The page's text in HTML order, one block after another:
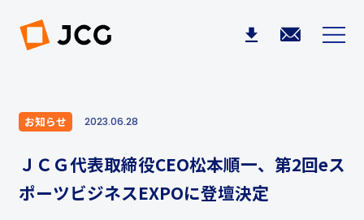
お知らせ 2023.06.28
ＪＣＧ代表取締役CEO松本順一、第2回eス
ポーツビジネスEXPOに登壇決定